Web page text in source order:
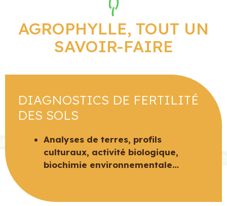
AGROPHYLLE, TOUT UN
SAVOIR-FAIRE
DIAGNOSTICS DE FERTILITÉ
DES SOLS
Analyses de terres, profils
culturaux, activité biologique,
biochimie environnementale…